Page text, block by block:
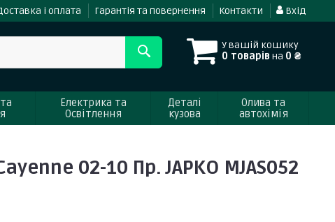
і оплата Гарантія та повернення Контакти Вхід
У вашій кошику
0 товарів на 0 ₴
Електрика та
Освітлення
Деталі
кузова
Олива та
автохімія
02-10 Пр. JAPKO MJAS052